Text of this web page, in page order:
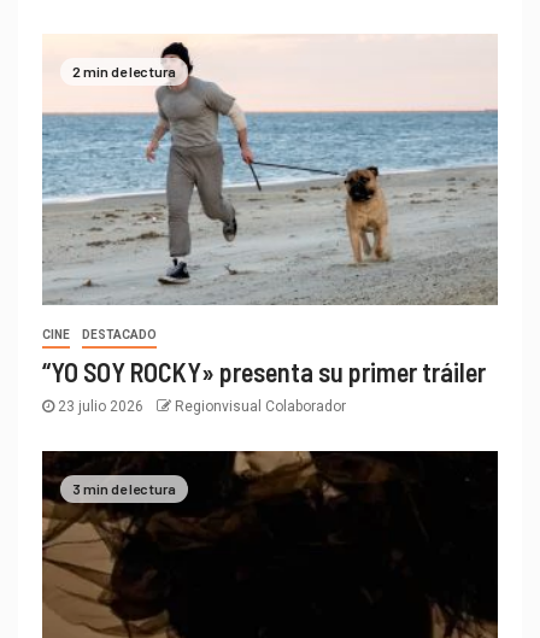
2 min de lectura
CINE DESTACADO
“YO SOY ROCKY» presenta su primer tráiler
23 julio 2026 Regionvisual Colaborador
3 min de lectura